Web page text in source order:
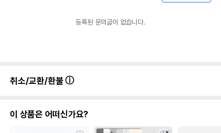
등록된 문의글이 없습니다.
취소/교환/환불
이 상품은 어떠신가요?